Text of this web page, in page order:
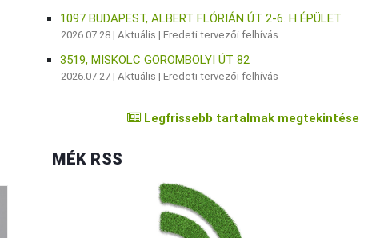
1097 BUDAPEST, ALBERT FLÓRIÁN ÚT 2-6. H ÉPÜLET
2026.07.28 |Aktuális |Eredeti tervezői felhívás
3519, MISKOLC GÖRÖMBÖLYI ÚT 82
2026.07.27 |Aktuális |Eredeti tervezői felhívás
Legfrissebb tartalmak megtekintése
MÉK RSS